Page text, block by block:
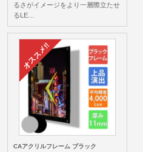
るさがイメージをより一層際立たせ
るLE…
CAアクリルフレーム ブラック